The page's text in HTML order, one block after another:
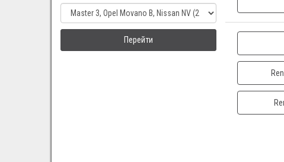
Перейти